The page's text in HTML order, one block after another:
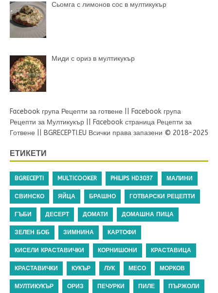
Сьомга с лимонов сос в мултикукър
Миди с ориз в мултикукър
Facebook група Рецепти за готвене
Facebook група
Рецепти за Мултикукър
Facebook страница Рецепти за
Готвене
BGRECEPTI.EU Всички права запазени © 2018-2025
ЕТИКЕТИ
BGRECEPTI MULTICOOKER PHILIPS HD3037 МАЛИНИ
СВИНСКО ЯЙЦА БРАШНО ГОТВАРСКИ РЕЦЕПТИ
ГЪБИ ДЕСЕРТ ДОМАТИ ДОМАШНА ПИЦА
ЗЕЛЕН БОБ ЗИМНИНА КАРТОФИ
КИСЕЛИ КРАСТАВИЧКИ КОРНИШОНИ КРАСТАВИЦА
КРАСТАВИЧКИ КУКЪР ЛУК МЕСО МОРКОВ
МУЛТИКУКЪР ОРИЗ ПЕЧУРКИ ПИЛЕ ПЪРЖОЛИ